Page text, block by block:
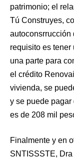
patrimonio; el
Tú Construyes,
autoconsrrucción
requisito es
una parte para
el crédito
vivienda, se
y se puede pagar
es de 208 mil
Finalmente y en
SNTISSSTE,